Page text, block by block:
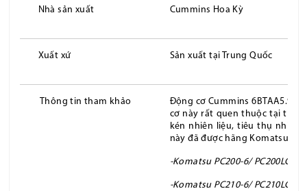
Nhà sản xuất Cummins Hoa Kỳ
Xuất xứ Sản xuất tại Trung Quốc
Thông tin tham khảo
Động cơ Cummins 6BTAA5.9
cơ này rất quen thuộc tại thị
kén nhiên liệu, tiêu thụ nhiên
này đã được hãng Komatsu
-Komatsu PC200-6/ PC200LC-6/
-Komatsu PC210-6/ PC210LC-6/